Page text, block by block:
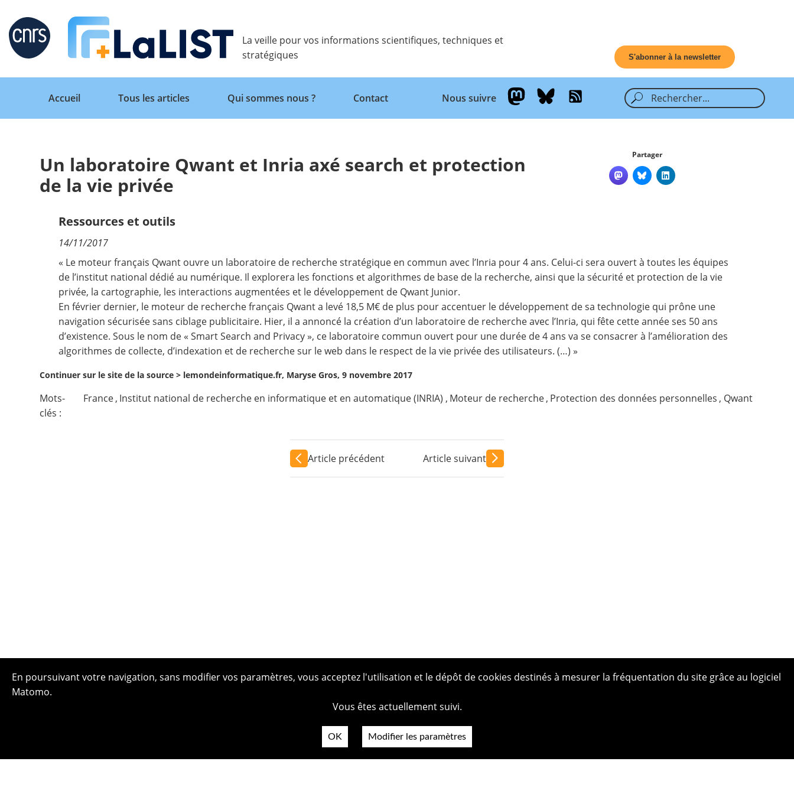
Retour
Accueil
Qui sommes nous ?
Nous suivre
La veille pour vos informations scientifiques, techniques et
stratégiques
S'abonner à la newsletter
Retour
Accueil
Tous les articles Qui sommes nous ? Contact Nous suivre
Un laboratoire Qwant et Inria axé search et protection
de la vie privée
Partager
Ressources et outils
14/11/2017
« Le moteur français Qwant ouvre un laboratoire de recherche stratégique en commun avec l’Inria pour 4 ans. Celui-ci sera ouvert à toutes les équipes
de l’institut national dédié au numérique. Il explorera les fonctions et algorithmes de base de la recherche, ainsi que la sécurité et protection de la vie
privée, la cartographie, les interactions augmentées et le développement de Qwant Junior.
En février dernier, le moteur de recherche français Qwant a levé 18,5 M€ de plus pour accentuer le développement de sa technologie qui prône une
navigation sécurisée sans ciblage publicitaire. Hier, il a annoncé la création d’un laboratoire de recherche avec l’Inria, qui fête cette année ses 50 ans
d’existence. Sous le nom de « Smart Search and Privacy », ce laboratoire commun ouvert pour une durée de 4 ans va se consacrer à l’amélioration des
algorithmes de collecte, d’indexation et de recherche sur le web dans le respect de la vie privée des utilisateurs. (…) »
Continuer sur le site de la source > lemondeinformatique.fr, Maryse Gros, 9 novembre 2017
Mots-
clés :
France, Institut national de recherche en informatique et en automatique (INRIA) , Moteur de recherche, Protection des données personnelles , Qwant
Article précédent Article suivant
En poursuivant votre navigation, sans modifier vos paramètres, vous acceptez l'utilisation et le dépôt de cookies destinés à mesurer la fréquentation du site grâce au logiciel
Matomo.
Vous êtes actuellement suivi.
OK Modifier les paramètres